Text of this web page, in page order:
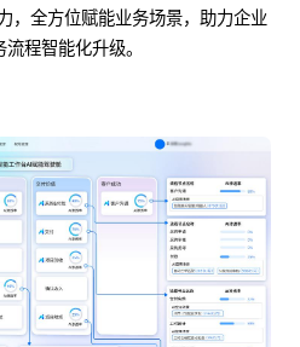
，全方位赋能业务场景，助力企业
程智能化升级。